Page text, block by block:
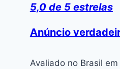
5,0 de 5 estrelas
Anúncio
Avaliado no Brasil